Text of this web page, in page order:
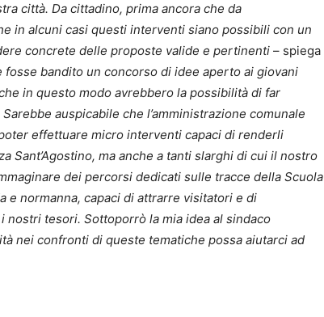
città. Da cittadino, prima ancora che da
in alcuni casi questi interventi siano possibili con un
concrete delle proposte valide e pertinenti – spiega
fosse bandito un concorso di idee aperto ai giovani
in questo modo avrebbero la possibilità di far
auspicabile che l’amministrazione comunale
effettuare micro interventi capaci di renderli
Sant’Agostino, ma anche a tanti slarghi di cui il nostro
dei percorsi dedicati sulle tracce della Scuola
e normanna, capaci di attrarre visitatori e di
tesori. Sottoporrò la mia idea al sindaco
nei confronti di queste tematiche possa aiutarci ad